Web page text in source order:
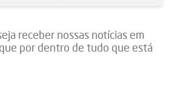
receber nossas notícias em
por dentro de tudo que está